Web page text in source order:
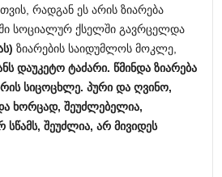
რადგან ეს არის ზიარება
სოციალურ ქსელში გავრცელდა
) ზიარების საიდუმლოს მოკლე,
დაუკეტო ტაძარი. წმინდა ზიარება
სიცოცხლე. პური და ღვინო,
ხორცად, შეუძლებელია,
სწამს, შეუძლია, არ მივიდეს